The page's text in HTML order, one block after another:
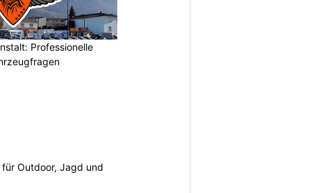
Professionelle
Outdoor, Jagd und